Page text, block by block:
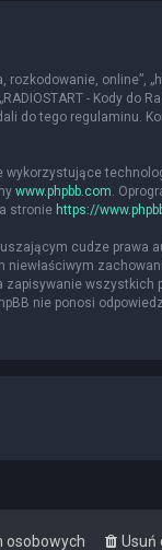
rozkodowanie, online”,
- Kody do
tego regulaminu.
wykorzystujące
www.phpbb.com.
stronie https://
cudze prawa
zapisywanie
nie ponosi
Usuń
osobowych